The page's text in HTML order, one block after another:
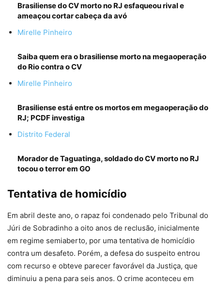
Brasiliense do CV morto no RJ esfaqueou rival e
ameaçou cortar cabeça da avó
Mirelle Pinheiro
Saiba quem era o brasiliense morto na megaoperação
do Rio contra o CV
Mirelle Pinheiro
Brasiliense está entre os mortos em megaoperação do
RJ; PCDF investiga
Distrito Federal
Morador de Taguatinga, soldado do CV morto no RJ
tocou o terror em GO
Tentativa de homicídio
Em abril deste ano, o rapaz foi condenado pelo Tribunal do
Júri de Sobradinho a oito anos de reclusão, inicialmente
em regime semiaberto, por uma tentativa de homicídio
contra um desafeto. Porém, a defesa do suspeito entrou
com recurso e obteve parecer favorável da Justiça, que
diminuiu a pena para seis anos. O crime aconteceu em